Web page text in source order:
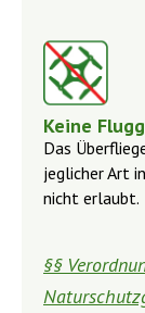
Keine
Das
jeglicher Art
nicht erlaubt.
§§